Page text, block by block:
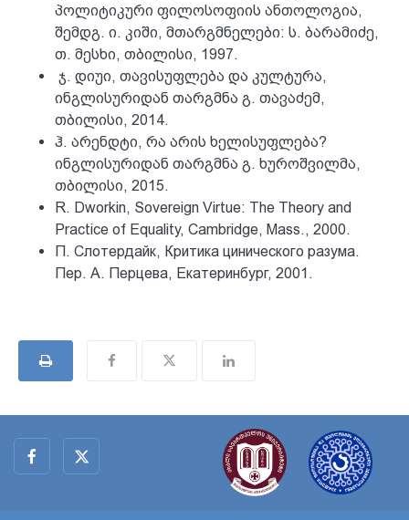
პოლიტიკური ფილოსოფიის ანთოლოგია,
შემდგ. ი. კიში, მთარგმნელები: ს. ბარამიძე,
თ. მესხი, თბილისი, 1997.
ჯ. დიუი, თავისუფლება და კულტურა,
ინგლისურიდან თარგმნა გ. თავაძემ,
თბილისი, 2014.
ჰ. არენდტი, რა არის ხელისუფლება?
ინგლისურიდან თარგმნა გ. ხუროშვილმა,
თბილისი, 2015.
R. Dworkin, Sovereign Virtue: The Theory and
Practice of Equality, Cambridge, Mass., 2000.
П. Слотердайк, Критика цинического разума.
Пер. А. Перцева, Екатеринбург, 2001.